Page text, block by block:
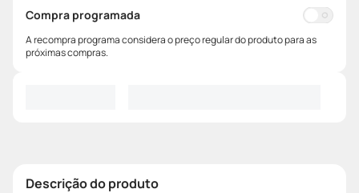
Compra programada
A recompra programa considera o preço regular do produto para as
próximas compras.
Descrição do produto